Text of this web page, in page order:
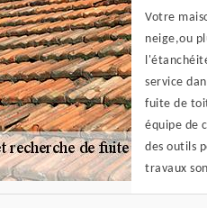
Votre
neige,ou
service
fuite de
équipe de
des outils
travaux